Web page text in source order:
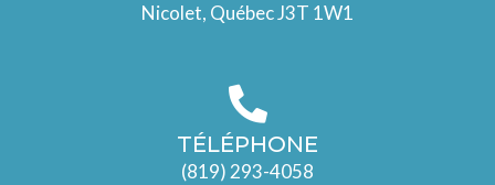
Nicolet, Québec J3T 1W1
TÉLÉPHONE
(819) 293-4058